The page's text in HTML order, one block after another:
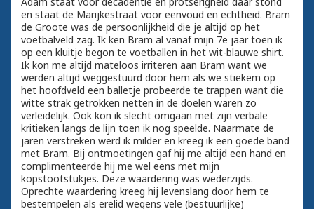
en staat de Marijkestraat voor eenvoud en echtheid. Bram
de Groote was de persoonlijkheid die je altijd op het
voetbalveld zag. Ik ken Bram al vanaf mijn 7e jaar toen ik
op een kluitje begon te voetballen in het wit-blauwe shirt.
Ik kon me altijd mateloos irriteren aan Bram want we
werden altijd weggestuurd door hem als we stiekem op
het hoofdveld een balletje probeerde te trappen want die
witte strak getrokken netten in de doelen waren zo
verleidelijk. Ook kon ik slecht omgaan met zijn verbale
kritieken langs de lijn toen ik nog speelde. Naarmate de
jaren verstreken werd ik milder en kreeg ik een goede band
met Bram. Bij ontmoetingen gaf hij me altijd een hand en
complimenteerde hij me wel eens met mijn
kopstootstukjes. Deze waardering was wederzijds.
Oprechte waardering kreeg hij levenslang door hem te
bestempelen als erelid wegens vele (bestuurlijke)